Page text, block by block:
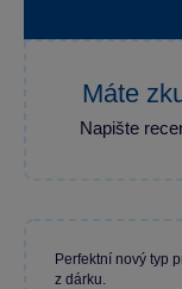
Máte
Napište
Perfektní nový typ
z dárku.